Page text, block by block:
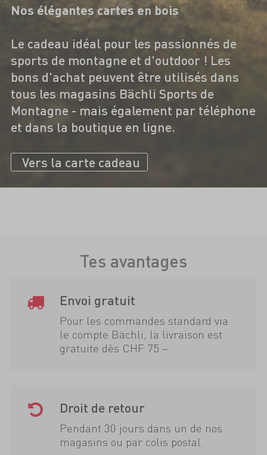
Nos élégantes cartes en bois
Le cadeau idéal pour les passionnés de
sports de montagne et d'outdoor ! Les
bons d'achat peuvent être utilisés dans
tous les magasins Bächli Sports de
Montagne - mais également par téléphone
et dans la boutique en ligne.
Vers la carte cadeau
Tes avantages
Envoi gratuit
Pour les commandes standard via
le compte Bächli, la livraison est
gratuite dès CHF 75.–.
Droit de retour
Pendant 30 jours dans un de nos
magasins ou par colis postal.